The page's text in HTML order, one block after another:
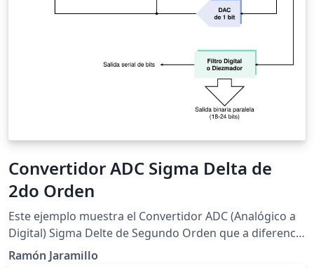
Convertidor ADC Sigma Delta de
2do Orden
Este ejemplo muestra el Convertidor ADC (Analógico a
Digital) Sigma Delte de Segundo Orden que a diferencia
del Convertidor de primer orden, tiene dos etapas
Ramón Jaramillo